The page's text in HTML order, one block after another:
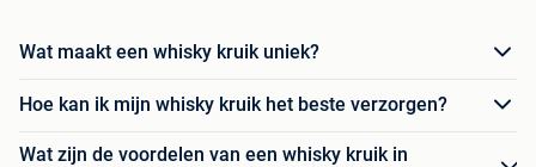
Wat maakt een whisky kruik uniek?
Hoe kan ik mijn whisky kruik het beste verzorgen?
Wat zijn de voordelen van een whisky kruik in